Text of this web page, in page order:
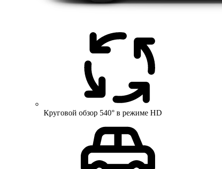
Круговой обзор 540° в режиме HD